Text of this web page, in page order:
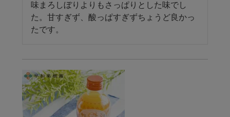
味まろしぼりよりもさっぱりとした味でし
た。甘すぎず、酸っぱすぎずちょうど良かっ
たです。